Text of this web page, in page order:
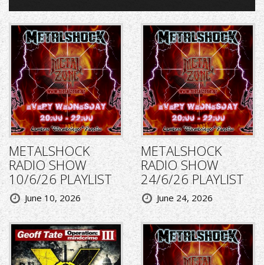
METALSHOCK
RADIO SHOW
10/6/26 PLAYLIST
June 10, 2026
METALSHOCK
RADIO SHOW
24/6/26 PLAYLIST
June 24, 2026